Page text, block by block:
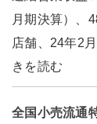
月期決算）、
店舗、24年2
きを読む
全国小売流通